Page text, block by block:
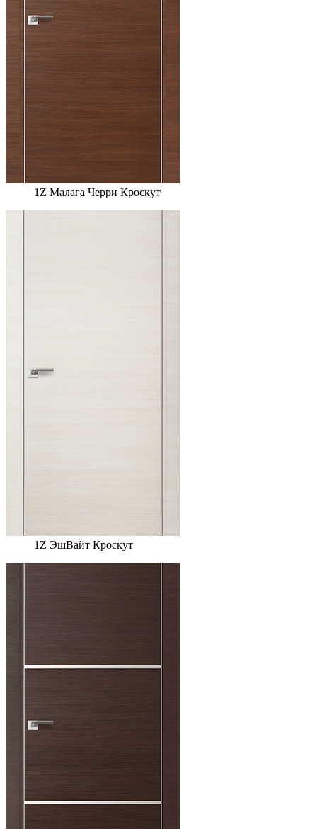
1Z Малага Черри Кроскут
1Z ЭшВайт Кроскут